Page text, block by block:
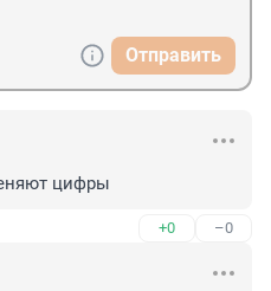
Отправить
цифры
+0 –0